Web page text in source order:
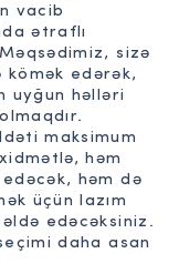
vacib
ətraflı
sizə
kömək edərək,
uyğun həlləri
maksimum
həm
həm də
üçün lazım
edəcəksiniz.
daha asan